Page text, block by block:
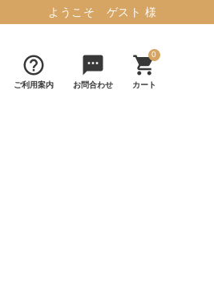
ようこそ ゲスト 様
help_outline
ご利用案内
sms
お問合わせ
0
shopping_cart
カート